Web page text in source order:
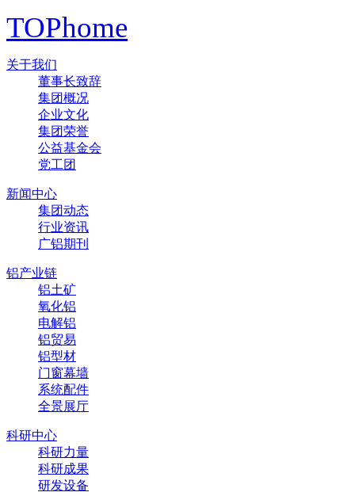
TOPhome
关于我们
董事长致辞
集团概况
企业文化
集团荣誉
公益基金会
党工团
新闻中心
集团动态
行业资讯
广铝期刊
铝产业链
铝土矿
氧化铝
电解铝
铝贸易
铝型材
门窗幕墙
系统配件
全景展厅
科研中心
科研力量
科研成果
研发设备